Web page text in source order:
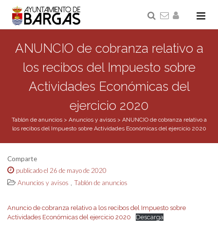
ANUNCIO de cobranza relativo a
los recibos del Impuesto sobre
Actividades Económicas del
ejercicio 2020
Tablón de anuncios> Anuncios y avisos> ANUNCIO de cobranza relativo a
los recibos del Impuesto sobre Actividades Económicas del ejercicio 2020
Comparte
publicado el 26 de mayo de 2020
Anuncios y avisos , Tablón de anuncios
Anuncio de cobranza relativo a los recibos del Impuesto sobre
Actividades Económicas del ejercicio 2020
Descarga